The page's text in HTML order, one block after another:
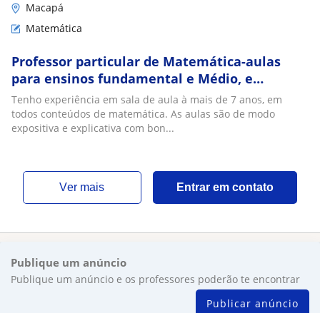
Macapá
Matemática
Professor particular de Matemática-aulas
para ensinos fundamental e Médio, e
superior
Tenho experiência em sala de aula à mais de 7 anos, em
todos conteúdos de matemática. As aulas são de modo
expositiva e explicativa com bon...
ver mais Entrar em contato
Publique um anúncio
Publique um anúncio e os professores poderão te encontrar
Publicar anúncio